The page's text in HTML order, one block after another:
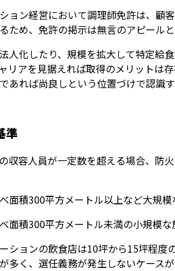
ョン経営において調理師免許は、顧
ため、免許の掲示は無言のアピール
人化したり、規模を拡大して特定給
リアを見据えれば取得のメリットは
あれば尚良しという位置づけで認識
準
収容人員が一定数を超える場合、防
面積300平方メートル以上など大規
面積300平方メートル未満の小規模な
ションの飲食店は10坪から15坪程
多く、選任義務が発生しないケース